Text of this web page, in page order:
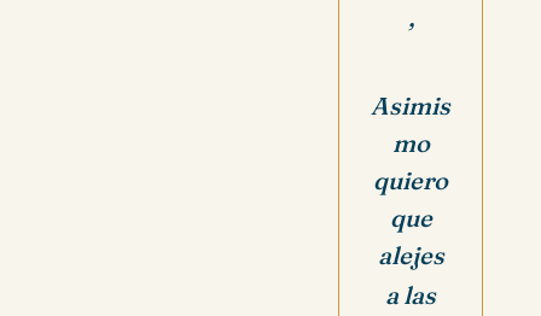
,
Asimis
mo
quiero
que
alejes
a las